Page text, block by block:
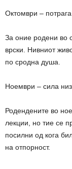
Октомври –
За оние родени во
врски. Нивниот
по сродна душа.
Ноември – сила
Родендените во
лекции, но тие се
посилни од кога
на отпорност.